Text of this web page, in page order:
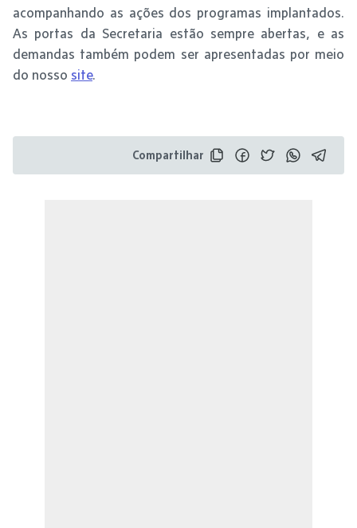
acompanhando as ações dos programas implantados.
As portas da Secretaria estão sempre abertas, e as
demandas também podem ser apresentadas por meio
do nosso site.
Compartilhar